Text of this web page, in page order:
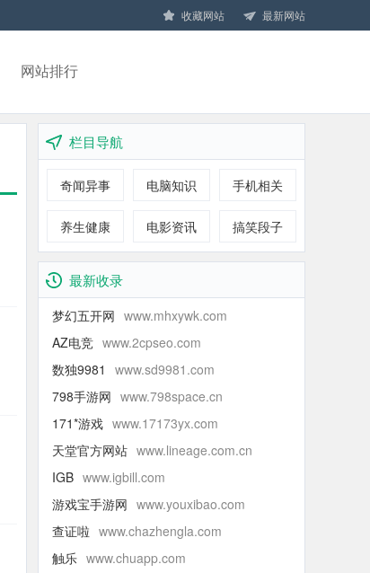
收藏网站 最新网站
网站排行
栏目导航
奇闻异事 电脑知识 手机相关
养生健康 电影资讯 搞笑段子
最新收录
梦幻五开网 www.mhxywk.com
AZ电竞 www.2cpseo.com
数独9981
www.sd9981.com
798手游网 www.798space.cn
171*游戏 www.17173yx.com
天堂官方网站 www.lineage.com.cn
IGB www.igbill.com
游戏宝手游网 www.youxibao.com
查证啦 www.chazhengla.com
触乐 www.chuapp.com